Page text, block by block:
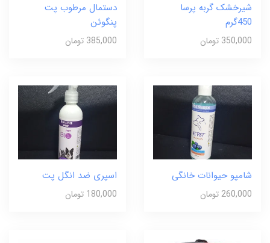
شیرخشک گربه پرسا
450گرم
350,000 تومان
دستمال مرطوب پت
پنگوئن
385,000 تومان
شامپو حیوانات خانگی
260,000 تومان
اسپری ضد انگل پت
180,000 تومان